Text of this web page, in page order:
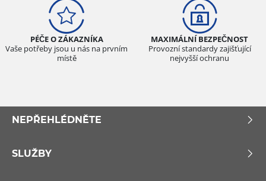
PÉČE O ZÁKAZNÍKA
Vaše potřeby jsou u nás na prvním
místě
MAXIMÁLNÍ BEZPEČNOST
Provozní standardy zajišťující
nejvyšší ochranu
NEPŘEHLÉDNĚTE
SLUŽBY